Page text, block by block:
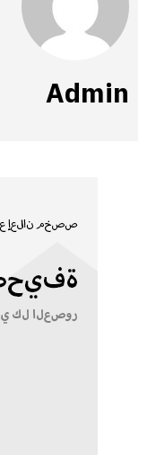
Admin